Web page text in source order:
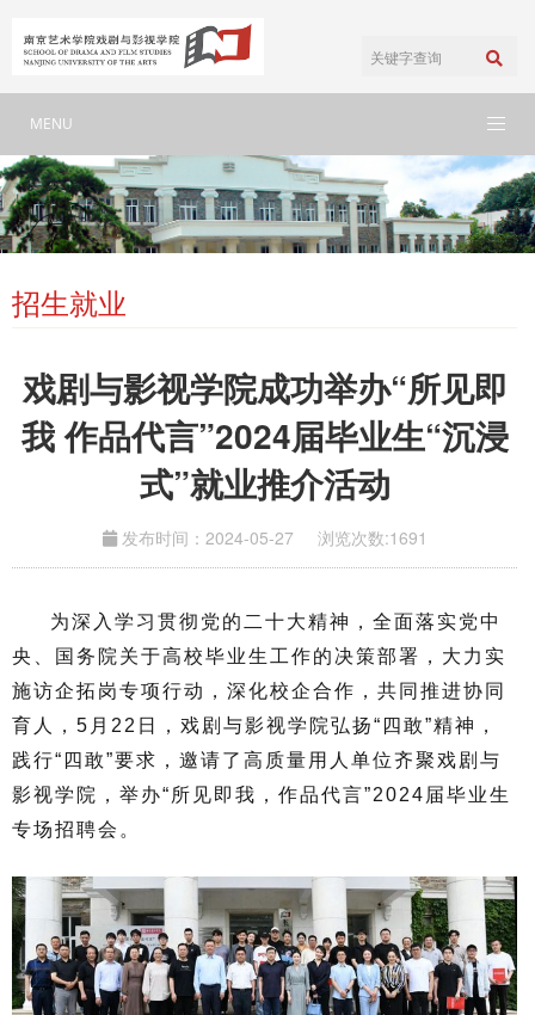
MENU
招生就业
戏剧与影视学院成功举办“所见即
我 作品代言”2024届毕业生“沉浸
式”就业推介活动
发布时间：2024-05-27 浏览次数:1691
为深入学习贯彻党的二十大精神，全面落实党中
央、国务院关于高校毕业生工作的决策部署，大力实
施访企拓岗专项行动，深化校企合作，共同推进协同
育人，5月22日，戏剧与影视学院弘扬“四敢”精神，
践行“四敢”要求，邀请了高质量用人单位齐聚戏剧与
影视学院，举办“所见即我，作品代言”2024届毕业生
专场招聘会。